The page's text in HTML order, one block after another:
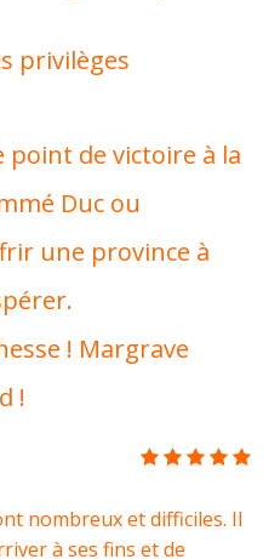
privilèges
point de victoire à la
Duc ou
une province à
! Margrave
!
nombreux et difficiles. Il
à ses fins et de